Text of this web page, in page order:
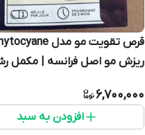
ریزش مو اصل فرانسه | مکمل
6,700,000
افزودن به سبد